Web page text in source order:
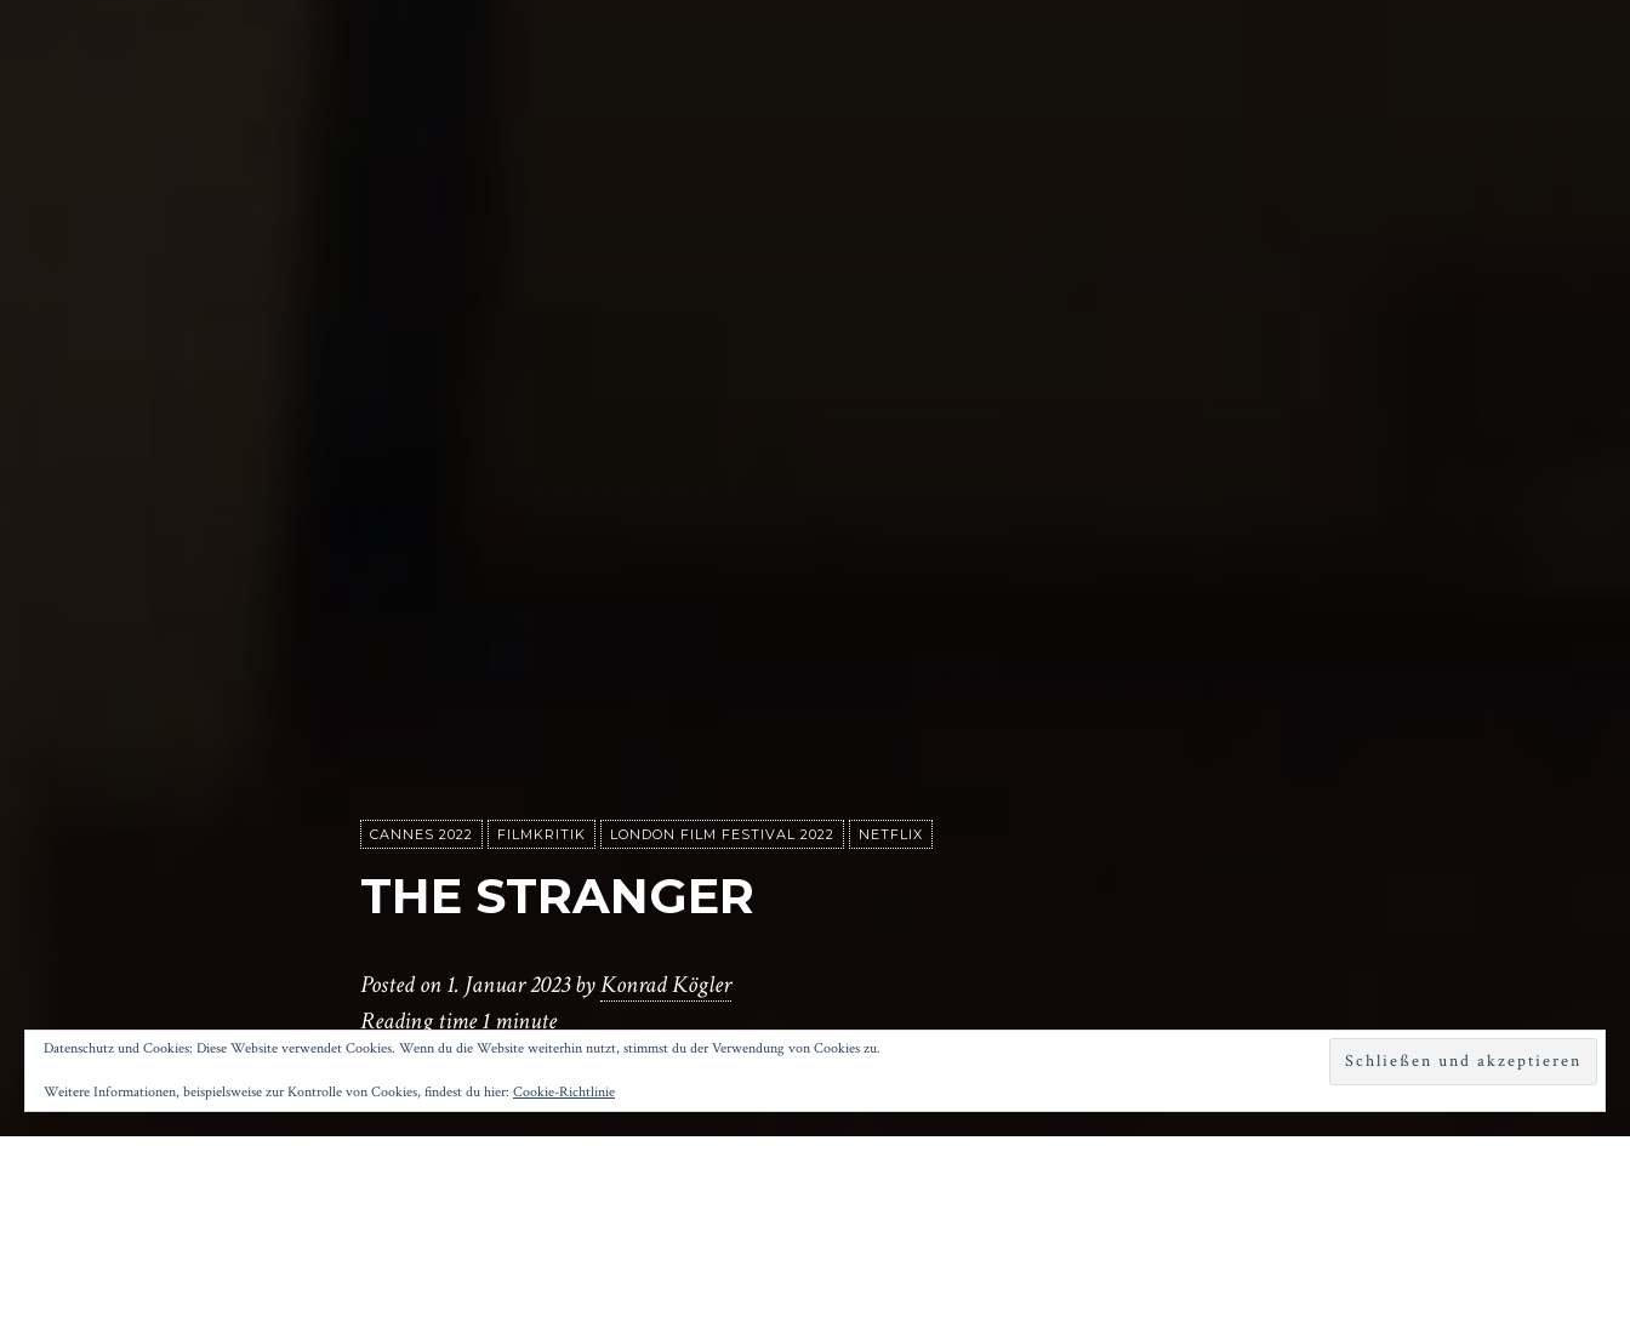
CANNES 2022 FILMKRITIK LONDON FILM FESTIVAL 2022 NETFLIX
THE STRANGER
Posted on1. Januar 2023byKonrad Kögler
Reading time1 minute
Datenschutz und Cookies: Diese Website verwendet Cookies. Wenn du die Website weiterhin nutzt, stimmst du der Verwendung von Cookies zu.
Weitere Informationen, beispielsweise zur Kontrolle von Cookies, findest du hier: Cookie-Richtlinie